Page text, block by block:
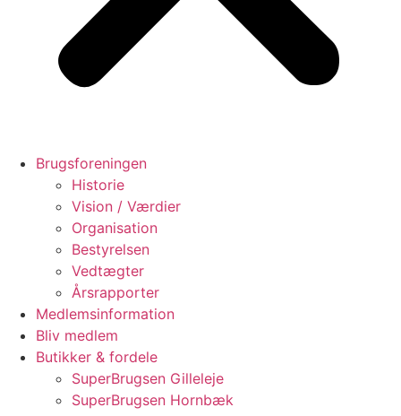
Brugsforeningen
Historie
Vision / Værdier
Organisation
Bestyrelsen
Vedtægter
Årsrapporter
Medlemsinformation
Bliv medlem
Butikker & fordele
SuperBrugsen Gilleleje
SuperBrugsen Hornbæk